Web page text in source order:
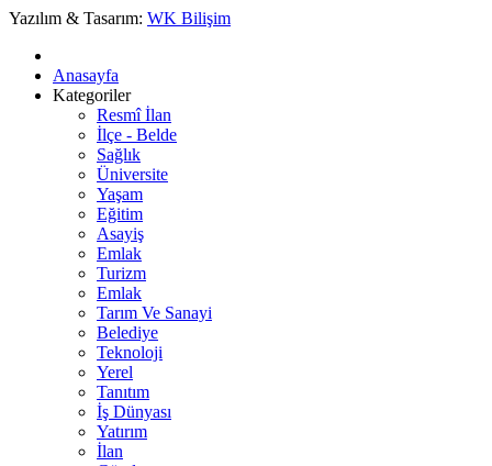
Yazılım & Tasarım: WK Bilişim
Anasayfa
Kategoriler
Resmî İlan
İlçe - Belde
Sağlık
Üniversite
Yaşam
Eğitim
Asayiş
Emlak
Turizm
Emlak
Tarım Ve Sanayi
Belediye
Teknoloji
Yerel
Tanıtım
İş Dünyası
Yatırım
İlan